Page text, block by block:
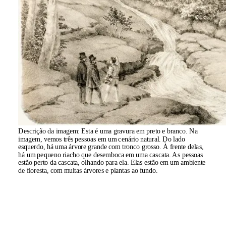
Descrição da imagem:Esta é uma gravura em preto e branco. Na
imagem, vemos três pessoas em um cenário natural. Do lado
esquerdo, há uma árvore grande com tronco grosso. À frente delas,
há um pequeno riacho que desemboca em uma cascata. As pessoas
estão perto da cascata, olhando para ela. Elas estão em um ambiente
de floresta, com muitas árvores e plantas ao fundo.